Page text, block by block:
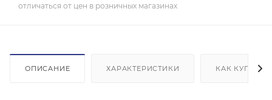
отличаться от цен в розничных магазинах
ОПИСАНИЕ ХАРАКТЕРИСТИКИ КАК КУПИТЬ